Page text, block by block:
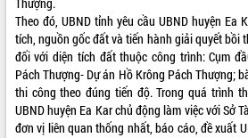
Theo đó, UBND tỉnh yêu cầu UBND huyện Ea
tích, nguồn gốc đất và tiến hành giải quyết bồi
đối với diện tích đất thuộc công trình: Cụm
Pách Thượng- Dự án Hồ Krông Pách Thượng;
thi công theo đúng tiến độ. Trong quá trình
UBND huyện Ea Kar chủ động làm việc với Sở
đơn vị liên quan thống nhất, báo cáo, đề xuất